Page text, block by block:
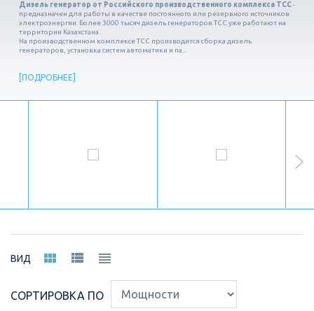
Дизель генератор от Российского производственного комплекса ТСС-
предназначен для работы в качестве постоянного или резервного источников
электроэнергии. Более 3000 тысяч дизель генераторов ТСС уже работают на
территории Казахстана.
На производственном комплексе ТСС производится сборка дизель
генераторов, установка систем автоматики и па...
ПОДРОБНЕЕ
ВИД
СОРТИРОВКА ПО